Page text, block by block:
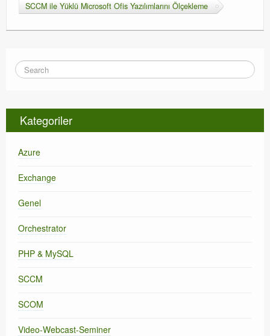
SCCM ile Yüklü Microsoft Ofis Yazılımlarını Ölçekleme
Kategoriler
Azure
Exchange
Genel
Orchestrator
PHP & MySQL
SCCM
SCOM
Video-Webcast-Seminer